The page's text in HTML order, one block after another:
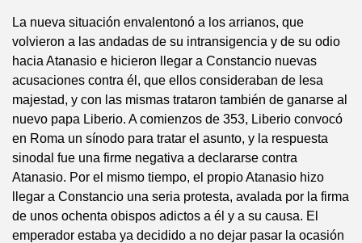
La nueva situación envalentonó a los arrianos, que
volvieron a las andadas de su intransigencia y de su odio
hacia Atanasio e hicieron llegar a Constancio nuevas
acusaciones contra él, que ellos consideraban de lesa
majestad, y con las mismas trataron también de ganarse al
nuevo papa Liberio. A comienzos de 353, Liberio convocó
en Roma un sínodo para tratar el asunto, y la respuesta
sinodal fue una firme negativa a declararse contra
Atanasio. Por el mismo tiempo, el propio Atanasio hizo
llegar a Constancio una seria protesta, avalada por la firma
de unos ochenta obispos adictos a él y a su causa. El
emperador estaba ya decidido a no dejar pasar la ocasión